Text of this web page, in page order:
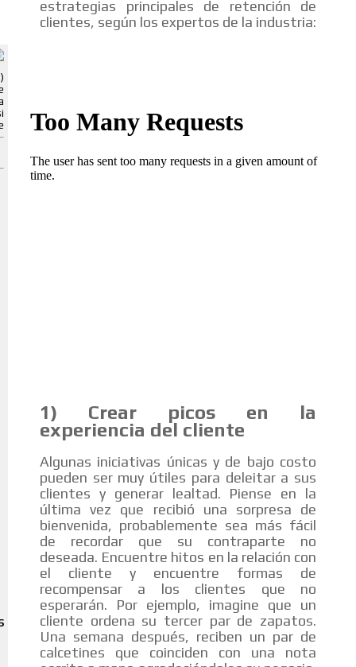
estrategias principales de retención de
clientes, según los expertos de la industria:
1) Crear picos en la
experiencia del cliente
Algunas iniciativas únicas y de bajo costo
pueden ser muy útiles para deleitar a sus
clientes y generar lealtad. Piense en la
última vez que recibió una sorpresa de
bienvenida, probablemente sea más fácil
de recordar que su contraparte no
deseada. Encuentre hitos en la relación con
el cliente y encuentre formas de
recompensar a los clientes que no
esperarán. Por ejemplo, imagine que un
cliente ordena su tercer par de zapatos.
Una semana después, reciben un par de
calcetines que coinciden con una nota
ADVERTISEMENT